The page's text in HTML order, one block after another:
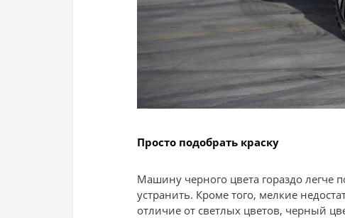
Просто подобрать краску
Машину черного цвета гораздо легче
устранить. Кроме того, мелкие
отличие от светлых цветов, черный